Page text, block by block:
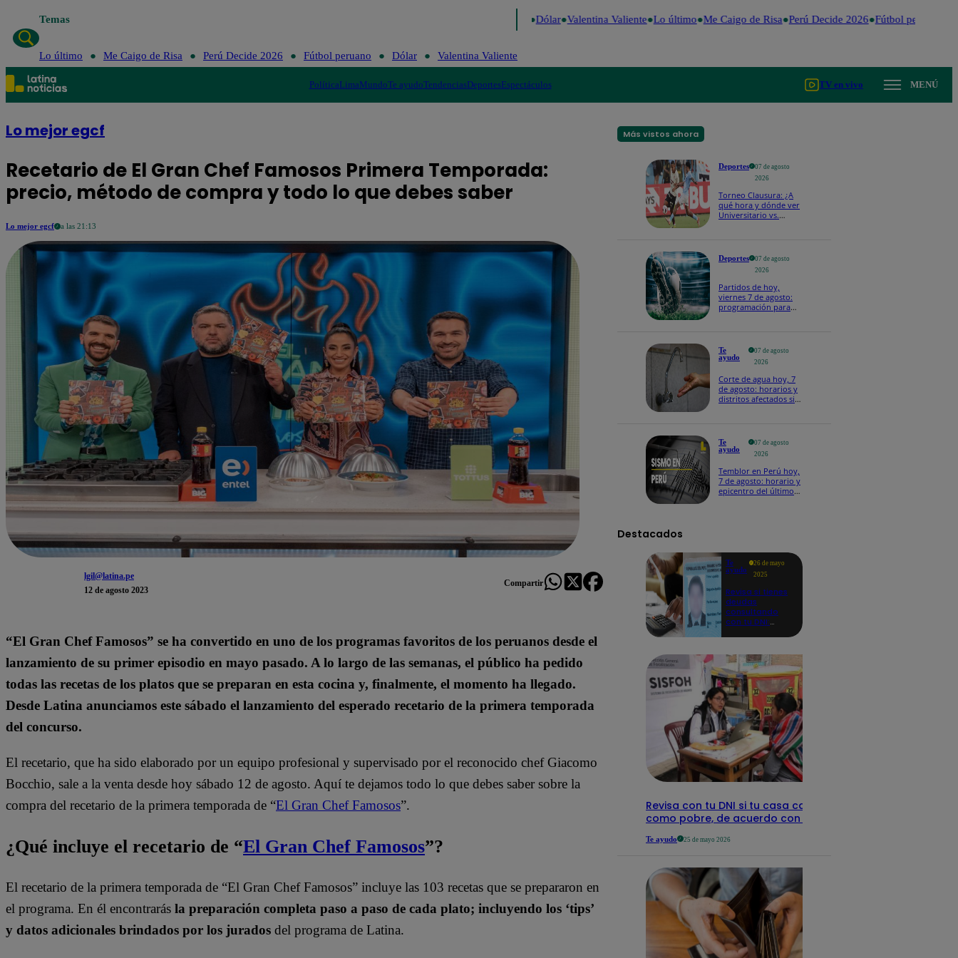
Temas Dólar Valentina Valiente Lo último Me Caigo de Risa Perú Decide 2026 Fútbol peruano
Lo último Me Caigo de Risa Perú Decide 2026 Fútbol peruano Dólar Valentina Valiente
PolíticaLimaMundoTe ayudoTendenciasDeportesEspectáculos TV en vivo MENÚ
Lo mejor egcf
Recetario de El Gran Chef Famosos Primera Temporada:
precio, método de compra y todo lo que debes saber
Lo mejor egcf a las 21:13
lgil@latina.pe
12 de agosto 2023
Compartir
“El Gran Chef Famosos” se ha convertido en uno de los programas favoritos de los peruanos desde el
lanzamiento de su primer episodio en mayo pasado. A lo largo de las semanas, el público ha pedido
todas las recetas de los platos que se preparan en esta cocina y, finalmente, el momento ha llegado.
Desde Latina anunciamos este sábado el lanzamiento del esperado recetario de la primera temporada
del concurso.
El recetario, que ha sido elaborado por un equipo profesional y supervisado por el reconocido chef Giacomo
Bocchio, sale a la venta desde hoy sábado 12 de agosto. Aquí te dejamos todo lo que debes saber sobre la
compra del recetario de la primera temporada de “El Gran Chef Famosos”.
¿Qué incluye el recetario de “El Gran Chef Famosos”?
El recetario de la primera temporada de “El Gran Chef Famosos” incluye las 103 recetas que se prepararon en
el programa. En él encontrarás la preparación completa paso a paso de cada plato; incluyendo los ‘tips’
y datos adicionales brindados por los jurados del programa de Latina.
Más vistos ahora
Deportes
07 de agosto
2026
Torneo Clausura: ¿A
qué hora y dónde ver
Universitario vs.
Deportes
07 de agosto
2026
Partidos de hoy,
viernes 7 de agosto:
programación para
Te
ayudo
07 de agosto
2026
Corte de agua hoy, 7
de agosto: horarios y
distritos afectados sin
Te
ayudo
07 de agosto
2026
Temblor en Perú hoy,
7 de agosto: horario y
epicentro del último
Destacados
Te
ayudo
26 de mayo
2025
Revisa si tienes
deudas
consultando
con tu DNI:
detalles
Revisa con tu DNI si tu casa califica
como pobre, de acuerdo con el Sisfoh
Te ayudo 25 de mayo 2026